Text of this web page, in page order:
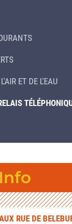
ET DE L'EAU
RUE DE